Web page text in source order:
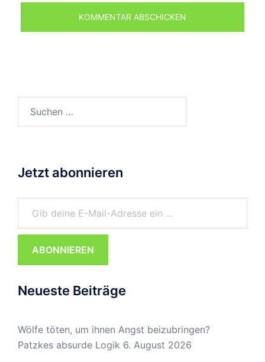
nach:
Jetzt abonnieren
Gib deine E-Mail-Adresse ein ...
ABONNIEREN
Neueste Beiträge
Wölfe töten, um ihnen Angst beizubringen?
Patzkes absurde Logik 6. August 2026